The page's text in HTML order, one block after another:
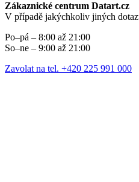
Zákaznické centrum Datart.cz
V případě jakýchkoliv jiných
Po–pá – 8:00 až 21:00
So–ne – 9:00 až 21:00
Zavolat na tel. +420 225 991 000